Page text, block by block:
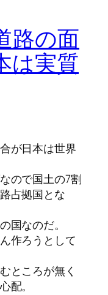
路の面
は実質
が日本は世界
ので国土の7割
占拠国とな
国なのだ。
作ろうとして
ところが無く
配。